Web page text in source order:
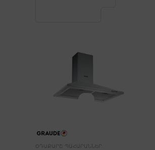
ՕԴԱՔԱՐՇ ՊԱՀԱՐԱՆՆԵՐ